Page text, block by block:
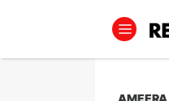
AMEERA